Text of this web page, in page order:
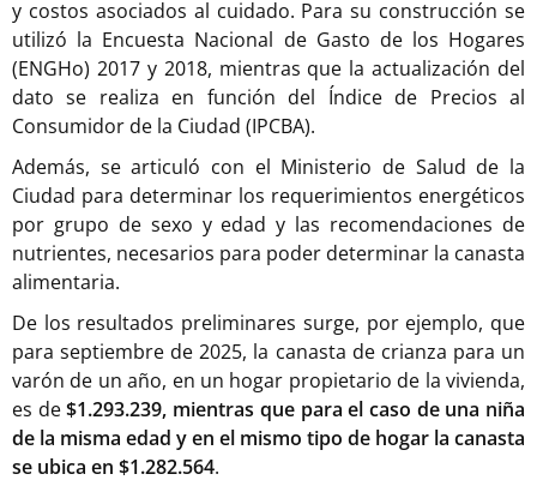
y costos asociados al cuidado. Para su construcción se
utilizó la Encuesta Nacional de Gasto de los Hogares
(ENGHo) 2017 y 2018, mientras que la actualización del
dato se realiza en función del Índice de Precios al
Consumidor de la Ciudad (IPCBA).
Además, se articuló con el Ministerio de Salud de la
Ciudad para determinar los requerimientos energéticos
por grupo de sexo y edad y las recomendaciones de
nutrientes, necesarios para poder determinar la canasta
alimentaria.
De los resultados preliminares surge, por ejemplo, que
para septiembre de 2025, la canasta de crianza para un
varón de un año, en un hogar propietario de la vivienda,
es de$1.293.239, mientras que para el caso de una niña
de la misma edad y en el mismo tipo de hogar la canasta
se ubica en $1.282.564.